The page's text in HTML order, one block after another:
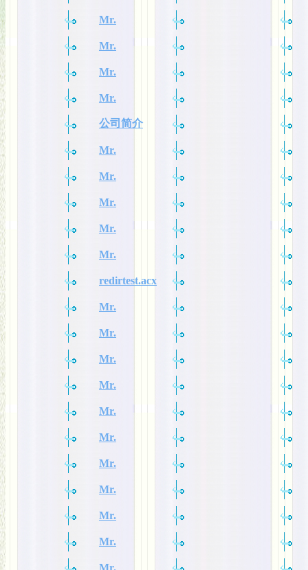
Mr.
Mr.
Mr.
Mr.
公司简介
Mr.
Mr.
Mr.
Mr.
Mr.
redirtest.acx
Mr.
Mr.
Mr.
Mr.
Mr.
Mr.
Mr.
Mr.
Mr.
Mr.
Mr.